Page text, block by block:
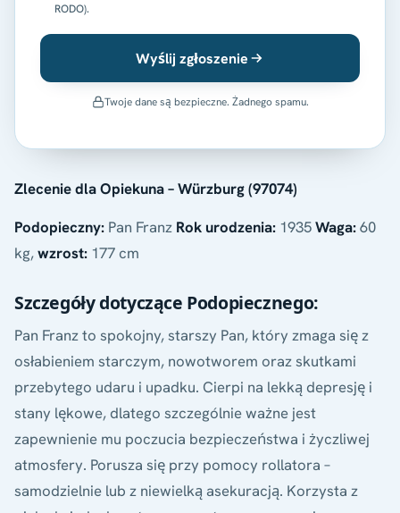
RODO).
Wyślij zgłoszenie
Twoje dane są bezpieczne. Żadnego spamu.
Zlecenie dla Opiekuna – Würzburg (97074)
Podopieczny: Pan Franz Rok urodzenia: 1935Waga:60
kg,wzrost: 177 cm
Szczegóły dotyczące Podopiecznego:
Pan Franz to spokojny, starszy Pan, który zmaga się z
osłabieniem starczym, nowotworem oraz skutkami
przebytego udaru i upadku. Cierpi na lekką depresję i
stany lękowe, dlatego szczególnie ważne jest
zapewnienie mu poczucia bezpieczeństwa i życzliwej
atmosfery. Porusza się przy pomocy rollatora –
samodzielnie lub z niewielką asekuracją. Korzysta z